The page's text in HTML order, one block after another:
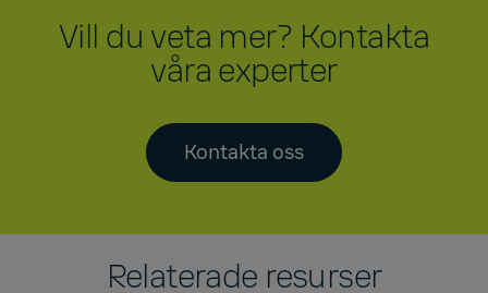
Vill du veta mer? Kontakta
våra experter
Kontakta oss
Relaterade resurser